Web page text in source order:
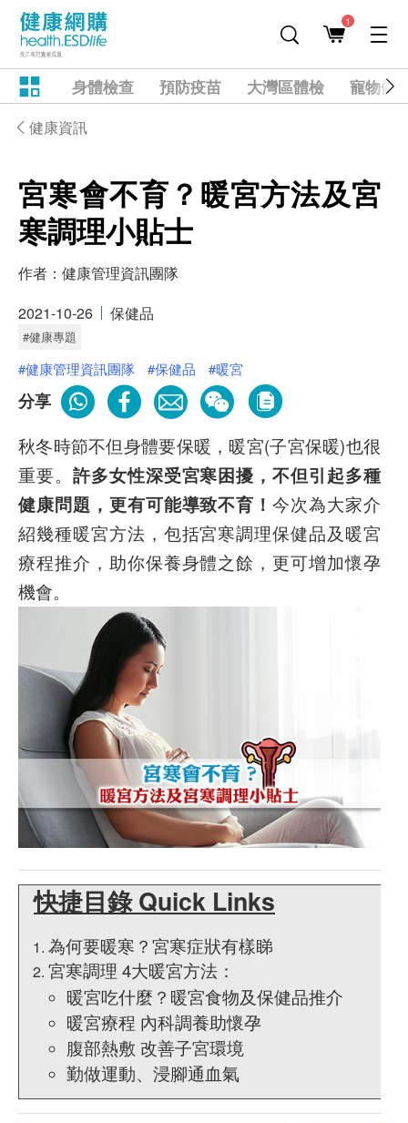
1
身體檢查 預防疫苗 大灣區體檢 寵物健
健康資訊
宮寒會不育？暖宮方法及宮
寒調理小貼士
作者： 健康管理資訊團隊
2021-10-26
保健品
#健康專題
#健康管理資訊團隊 #保健品 #暖宮
分享
秋冬時節不但身體要保暖，暖宮(子宮保暖)也很
重要。 許多女性深受宮寒困擾，不但引起多種
健康問題，更有可能導致不育！今次為大家介
紹幾種暖宮方法，包括宮寒調理保健品及暖宮
療程推介，助你保養身體之餘，更可增加懷孕
機會。
快捷目錄 Quick Links
為何要暖寒？宮寒症狀有樣睇
宮寒調理 4大暖宮方法：
暖宮吃什麼？暖宮食物及保健品推介
暖宮療程 內科調養助懷孕
腹部熱敷 改善子宮環境
勤做運動、浸腳通血氣